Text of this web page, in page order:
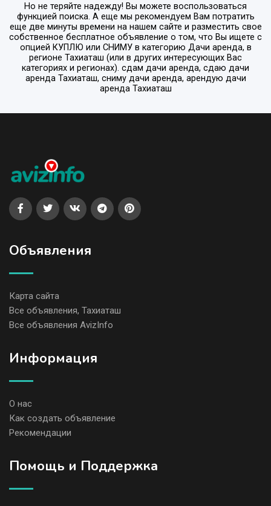
Но не теряйте надежду! Вы можете воспользоваться
функцией поиска. А еще мы рекомендуем Вам потратить
еще две минуты времени на нашем сайте и разместить свое
собственное бесплатное объявление о том, что Вы ищете с
опцией КУПЛЮ или СНИМУв категорию Дачи аренда, в
регионе Тахиаташ (или в других интересующих Вас
категориях и регионах). сдам дачи аренда, сдаю дачи
аренда Тахиаташ, сниму дачи аренда, арендую дачи
аренда Тахиаташ
Объявления
Карта сайта
Все объявления, Тахиаташ
Все объявления AvizInfo
Информация
О нас
Как создать объявление
Рекомендации
Помощь и Поддержка